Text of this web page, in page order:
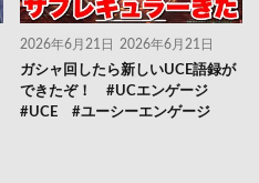
2026年6月21日 2026年6月21日
ガシャ回したら新しいUCE語録が
できたぞ！ #UCエンゲージ
#UCE #ユーシーエンゲージ